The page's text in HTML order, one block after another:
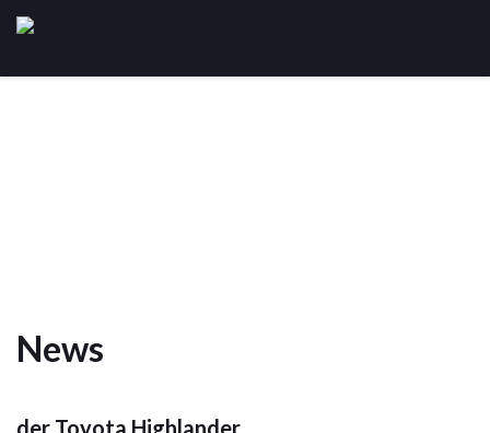
News
der Toyota Highlander